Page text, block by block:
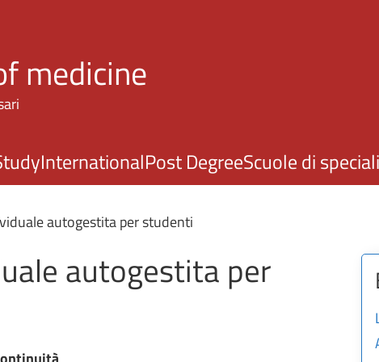
medicine
InternationalPost DegreeScuole di
autogestita per studenti
autogestita per